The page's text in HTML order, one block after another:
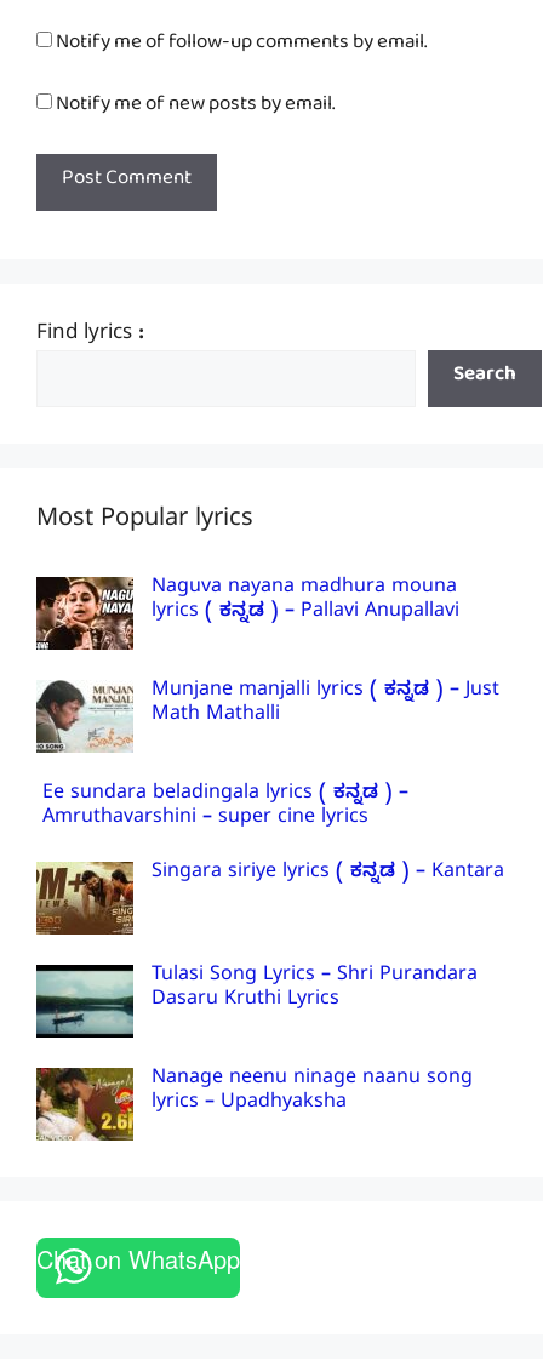
Notify me of follow-up comments by email.
Notify me of new posts by email.
Find lyrics :
Search
Most Popular lyrics
Naguva nayana madhura mouna
lyrics ( ಕನ್ನಡ ) – Pallavi Anupallavi
Munjane manjalli lyrics ( ಕನ್ನಡ ) – Just
Math Mathalli
Ee sundara beladingala lyrics ( ಕನ್ನಡ ) –
Amruthavarshini – super cine lyrics
Singara siriye lyrics ( ಕನ್ನಡ ) – Kantara
Tulasi Song Lyrics – Shri Purandara
Dasaru Kruthi Lyrics
Nanage neenu ninage naanu song
lyrics – Upadhyaksha
Chat on WhatsApp